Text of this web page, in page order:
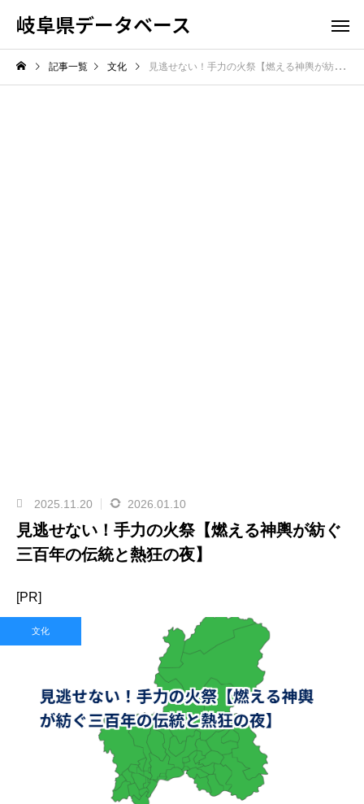
岐阜県データベース
記事一覧 文化 見逃せない！手力の火祭【燃える神輿が紡ぐ三百年の伝統と熱狂の夜】
2025.11.20 2026.01.10
見逃せない！手力の火祭【燃える神輿が紡ぐ
三百年の伝統と熱狂の夜】
[PR]
文化